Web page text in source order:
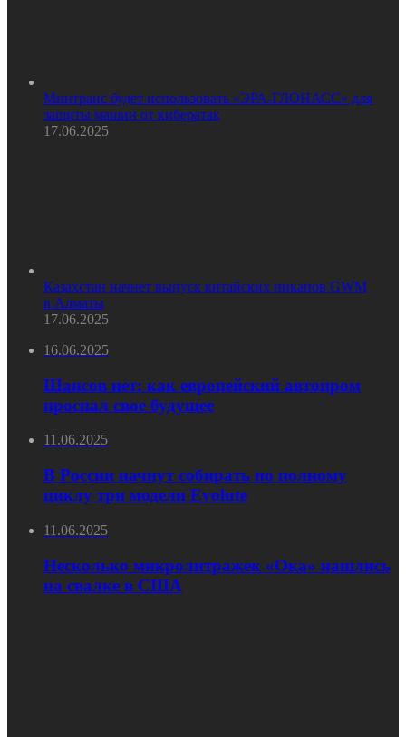
Минтранс будет использовать «ЭРА-ГЛОНАСС» для
защиты машин от кибератак
17.06.2025
Казахстан начнет выпуск китайских пикапов GWM
в Алматы
17.06.2025
16.06.2025
Шансов нет: как европейский автопром
проспал свое будущее
11.06.2025
В России начнут собирать по полному
циклу три модели Evolute
11.06.2025
Несколько микролитражек «Ока» нашлись
на свалке в США